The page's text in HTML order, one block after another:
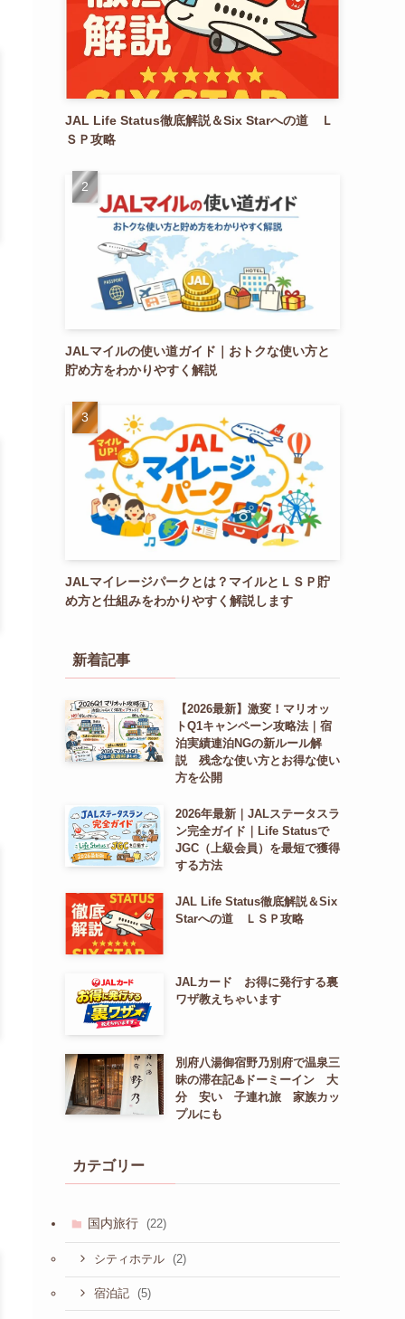
JAL Life Status徹底解説＆Six Starへの道 Ｌ
ＳＰ攻略
JALマイルの使い道ガイド｜おトクな使い方と
貯め方をわかりやすく解説
JALマイレージパークとは？マイルとＬＳＰ貯
め方と仕組みをわかりやすく解説します
新着記事
【2026最新】激変！マリオッ
トQ1キャンペーン攻略法｜宿
泊実績連泊NGの新ルール解
説 残念な使い方とお得な使い
方を公開
2026年最新｜JALステータスラ
ン完全ガイド｜Life Statusで
JGC（上級会員）を最短で獲得
する方法
JAL Life Status徹底解説＆Six
Starへの道 ＬＳＰ攻略
JALカード お得に発行する裏
ワザ教えちゃいます
別府八湯御宿野乃別府で温泉三
昧の滞在記♨️ドーミーイン 大
分 安い 子連れ旅 家族カッ
プルにも
カテゴリー
国内旅行 (22)
シティホテル (2)
宿泊記 (5)